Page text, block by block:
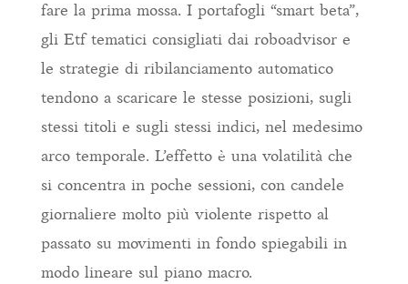
fare la prima mossa. I portafogli “smart beta”,
gli Etf tematici consigliati dai roboadvisor e
le strategie di ribilanciamento automatico
tendono a scaricare le stesse posizioni, sugli
stessi titoli e sugli stessi indici, nel medesimo
arco temporale. L’effetto è una volatilità che
si concentra in poche sessioni, con candele
giornaliere molto più violente rispetto al
passato su movimenti in fondo spiegabili in
modo lineare sul piano macro.